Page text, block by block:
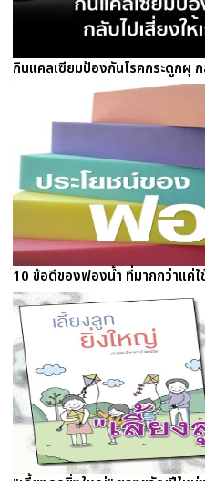
กินแคลเซียมป้องกันโรคกระดูกผุ
10 ข้อดีของฟองน้ำ ที่มากกว่าแค่ใ